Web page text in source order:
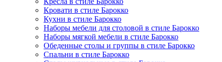
Кровати в стиле Барокко
Кухни в стиле Барокко
Наборы мебели для столовой в стиле Барокко
Наборы мягкой мебели в стиле Барокко
Обеденные столы и группы в стиле Барокко
Спальни в стиле Барокко